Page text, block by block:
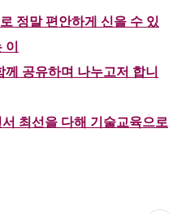
정말 편안하게 신을 수 있
께 공유하며 나누고저 합니
최선을 다해 기술교육으로